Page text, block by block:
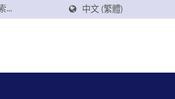
中文 (繁體)